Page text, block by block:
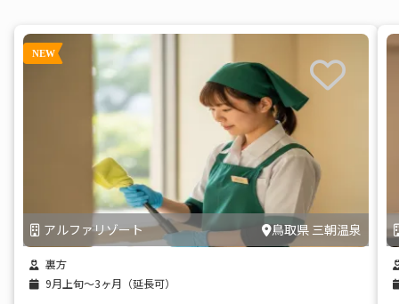
NEW
アルファリゾート 鳥取県 三朝温泉
裏方
9月上旬～3ヶ月（延長可）